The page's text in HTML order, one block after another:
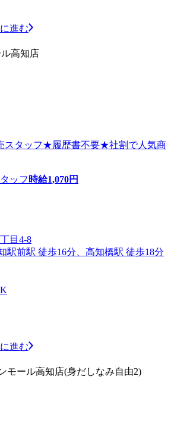
進む
高知店
スタッフ★履歴書不要★社割で人気商
ッフ 時給1,070円
目4-8
駅前駅 徒歩16分、高知橋駅 徒歩18分
進む
モール高知店(身だしなみ自由2)